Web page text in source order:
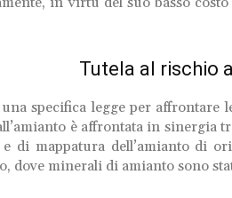
Tutela al rischio
specifica legge per
è affrontata in
di mappatura dell’amianto di
dove minerali di amianto sono